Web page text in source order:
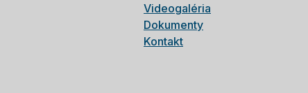
Videogaléria
Dokumenty
Kontakt